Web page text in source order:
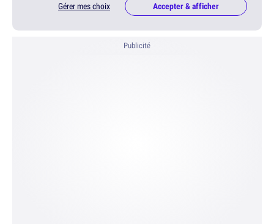
Gérer mes choix Accepter & afficher
Publicité